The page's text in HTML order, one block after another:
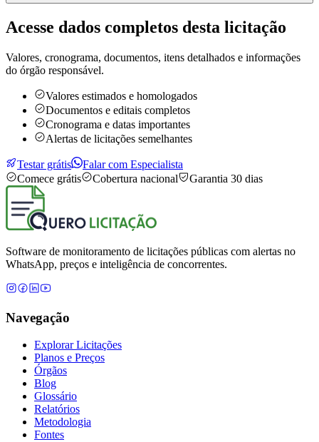
Acesse dados completos desta licitação
Valores, cronograma, documentos, itens detalhados e informações
do órgão responsável.
Valores estimados e homologados
Documentos e editais completos
Cronograma e datas importantes
Alertas de licitações semelhantes
Testar grátis
Falar com Especialista
Comece grátis
Cobertura nacional Garantia 30 dias
Software de monitoramento de licitações públicas com alertas no
WhatsApp, preços e inteligência de concorrentes.
Navegação
Explorar Licitações
Planos e Preços
Órgãos
Blog
Glossário
Relatórios
Metodologia
Fontes